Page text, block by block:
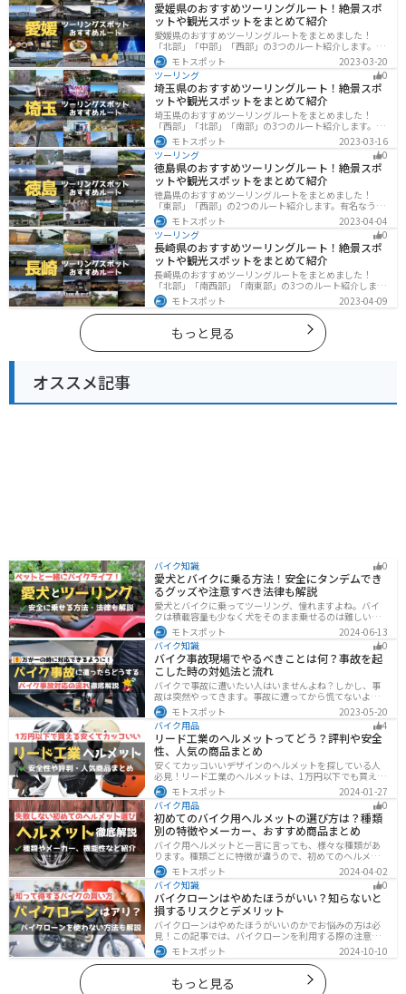
際は参考にしてください。
愛媛県のおすすめツーリングルート！絶景スポ
ットや観光スポットをまとめて紹介
愛媛県のおすすめツーリングルートをまとめました！
「北部」「中部」「西部」の3つのルート紹介します。山
や海といった自然だけでなく、気軽に渡れる島もあり
様々な楽しみ方ができます。バイクで愛媛県にツーリン
グに行く際は参考にしてください。
モトスポット
2023-03-20
ツーリング
0
埼玉県のおすすめツーリングルート！絶景スポ
ットや観光スポットをまとめて紹介
埼玉県のおすすめツーリングルートをまとめました！
「西部」「北部」「南部」の3つのルート紹介します。自
然豊かな西側と街中の東側で違った楽しみ方ができま
す。バイクで埼玉県にツーリングに行く際は参考にして
ください。
モトスポット
2023-03-16
ツーリング
0
徳島県のおすすめツーリングルート！絶景スポ
ットや観光スポットをまとめて紹介
徳島県のおすすめツーリングルートをまとめました！
「東部」「西部」の2つのルート紹介します。有名なうず
しおや山を中心とした自然豊かなスポットが多数ありま
す。バイクで徳島県にツーリングに行く際は参考にして
ください。
モトスポット
2023-04-04
ツーリング
0
長崎県のおすすめツーリングルート！絶景スポ
ットや観光スポットをまとめて紹介
長崎県のおすすめツーリングルートをまとめました！
「北部」「南西部」「南東部」の3つのルート紹介しま
す。国際色豊かな街並みや世界遺産、絶景ポイントが数
多く存在し、様々な楽しみ方ができます。バイクで長崎
県にツーリングに行く際は参考にしてください。
モトスポット 2023-04-09
もっと見る
オススメ記事
バイク知識 0
愛犬とバイクに乗る方法！安全にタンデムでき
るグッズや注意すべき法律も解説
愛犬とバイクに乗ってツーリング、憧れますよね。バイ
クは積載容量も少なく犬をそのまま乗せるのは難しいで
すが、専用アイテムを使えば実現できます。この記事で
は、安全に楽しむために必要な知識やグッズをまとめま
した。しっかりと準備して愛犬とバイクライフを満喫し
ましょう！
モトスポット
2024-06-13
バイク知識
0
バイク事故現場でやるべきことは何？事故を起
こした時の対処法と流れ
バイクで事故に遭いたい人はいませんよね？しかし、事
故は突然やってきます。事故に遭ってから慌てないよう
に対処法を知っておきましょう。自分が加害者になった
時、被害者になった時、それぞれどんな対応をすれば良
いのかまとめました。
モトスポット
2023-05-20
バイク用品
4
リード工業のヘルメットってどう？評判や安全
性、人気の商品まとめ
安くてカッコいいデザインのヘルメットを探している人
必見！リード工業のヘルメットは、1万円以下でも買える
ヘルメットが多数あります。安全基準もしっかりクリア
しており、安全性にも優れています。種類も豊富でカス
タム用のシールドもあるので、クールに決めたい人にオ
ススメです。
モトスポット
2024-01-27
バイク用品
0
初めてのバイク用ヘルメットの選び方は？種類
別の特徴やメーカー、おすすめ商品まとめ
バイク用ヘルメットと一言に言っても、様々な種類があ
ります。種類ごとに特徴が違うので、初めてのヘルメッ
ト選びで失敗しないように、しっかりと理解して選ぶよ
うにしましょう。この記事では、特徴やメリットデメリ
ット、有名メーカーなど初心者が知っておくべきことを
まとめました。
モトスポット
2024-04-02
バイク知識
0
バイクローンはやめたほうがいい？知らないと
損するリスクとデメリット
バイクローンはやめたほうがいいのかでお悩みの方は必
見！この記事では、バイクローンを利用する際の注意点
や失敗しない選び方を解説しています。実は、バイクロ
ーンの選び方にはコツがあります。この記事を読めば、
自分に合った賢い選択をすることが可能です。
モトスポット 2024-10-10
もっと見る